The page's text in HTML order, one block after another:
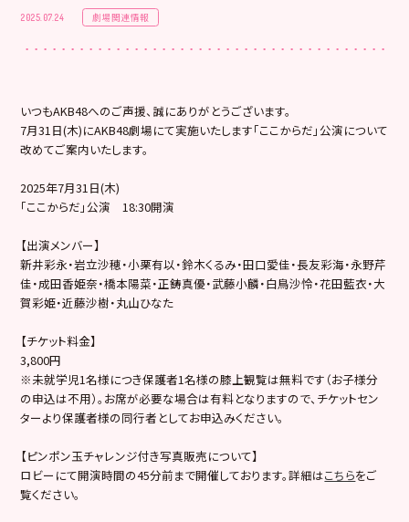
2025.07.24 劇場関連情報
いつもAKB48へのご声援、誠にありがとうございます。
7月31日(木)にAKB48劇場にて実施いたします「ここからだ」公演について
改めてご案内いたします。
2025年7月31日(木)
「ここからだ」公演 18:30開演
【出演メンバー】
新井彩永・岩立沙穂・小栗有以・鈴木くるみ・田口愛佳・長友彩海・永野芹
佳・成田香姫奈・橋本陽菜・正鋳真優・武藤小麟・白鳥沙怜・花田藍衣・大
賀彩姫・近藤沙樹・丸山ひなた
【チケット料金】
3,800円
※未就学児1名様につき保護者1名様の膝上観覧は無料です（お子様分
の申込は不用）。お席が必要な場合は有料となりますので、チケットセン
ターより保護者様の同行者としてお申込みください。
【ピンポン玉チャレンジ付き写真販売について】
ロビーにて開演時間の45分前まで開催しております。詳細はこちらをご
覧ください。